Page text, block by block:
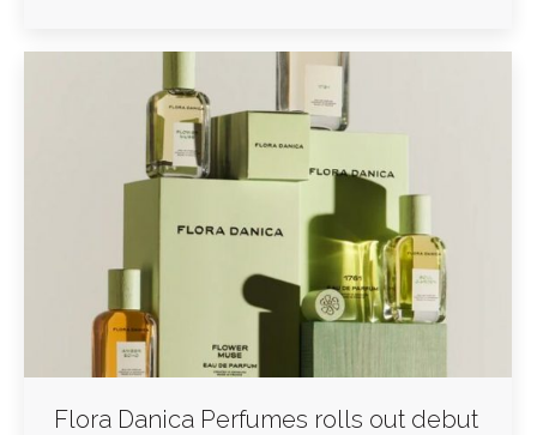
Flora Danica Perfumes rolls out debut